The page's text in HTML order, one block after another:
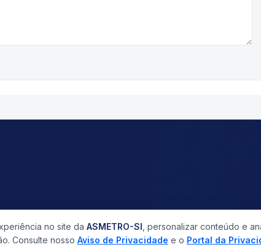
no site da ASMETRO-SI , personalizar conteúdo e
Consulte nosso Aviso de Privacidade e o Portal da